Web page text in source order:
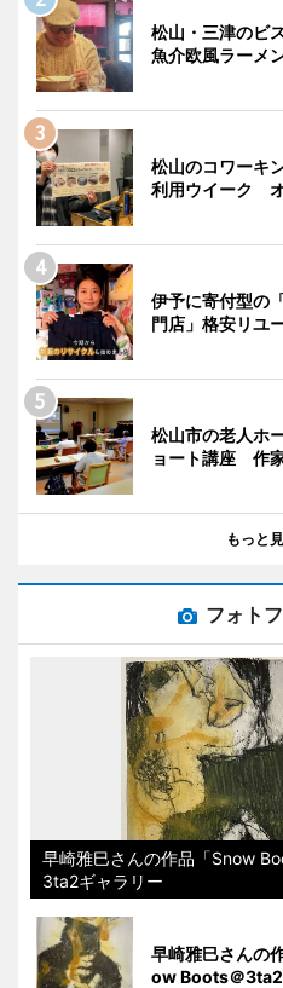
松山・三津のビ
魚介欧風ラーメ
松山のコワーキ
利用ウイーク
伊予に寄付型の
門店」格安リユ
松山市の老人ホ
ョート講座 作
もっと
フォト
早崎雅巳さんの作品「Snow
3ta2ギャラリー
早崎雅巳さんの
ow Boots＠